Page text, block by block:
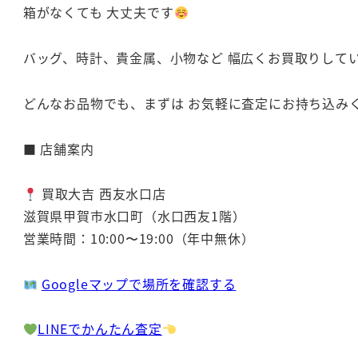
箱がなくても 大丈夫です
バッグ、時計、貴金属、小物など 幅広くお買取りして
どんなお品物でも、まずは お気軽に査定にお持ち込み
■ 店舗案内
買取大吉 西友水口店
滋賀県甲賀市水口町（水口西友1階）
営業時間：10:00〜19:00（年中無休）
Googleマップで場所を確認する
LINEでかんたん査定